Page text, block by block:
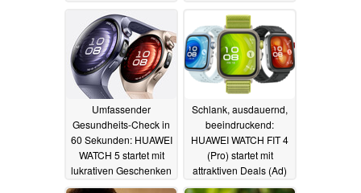
05.07.2025
Umfassender
Gesundheits-Check in
60 Sekunden: HUAWEI
WATCH 5 startet mit
lukrativen Geschenken
(Ad)18.05.2025
Schlank, ausdauernd,
beeindruckend:
HUAWEI WATCH FIT 4
(Pro) startet mit
attraktiven Deals (Ad)
15.05.2025